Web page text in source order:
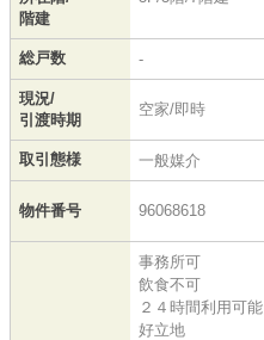
階建
総戸数 -
現況/
引渡時期
空家/即時
取引態様 一般媒介
物件番号 96068618
事務所可
飲食不可
２４時間利用可能
好立地